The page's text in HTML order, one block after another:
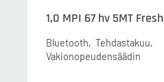
1,0 MPI 67 hv 5MT Fresh
Bluetooth
Tehdastakuu
Vakionopeudensäädin